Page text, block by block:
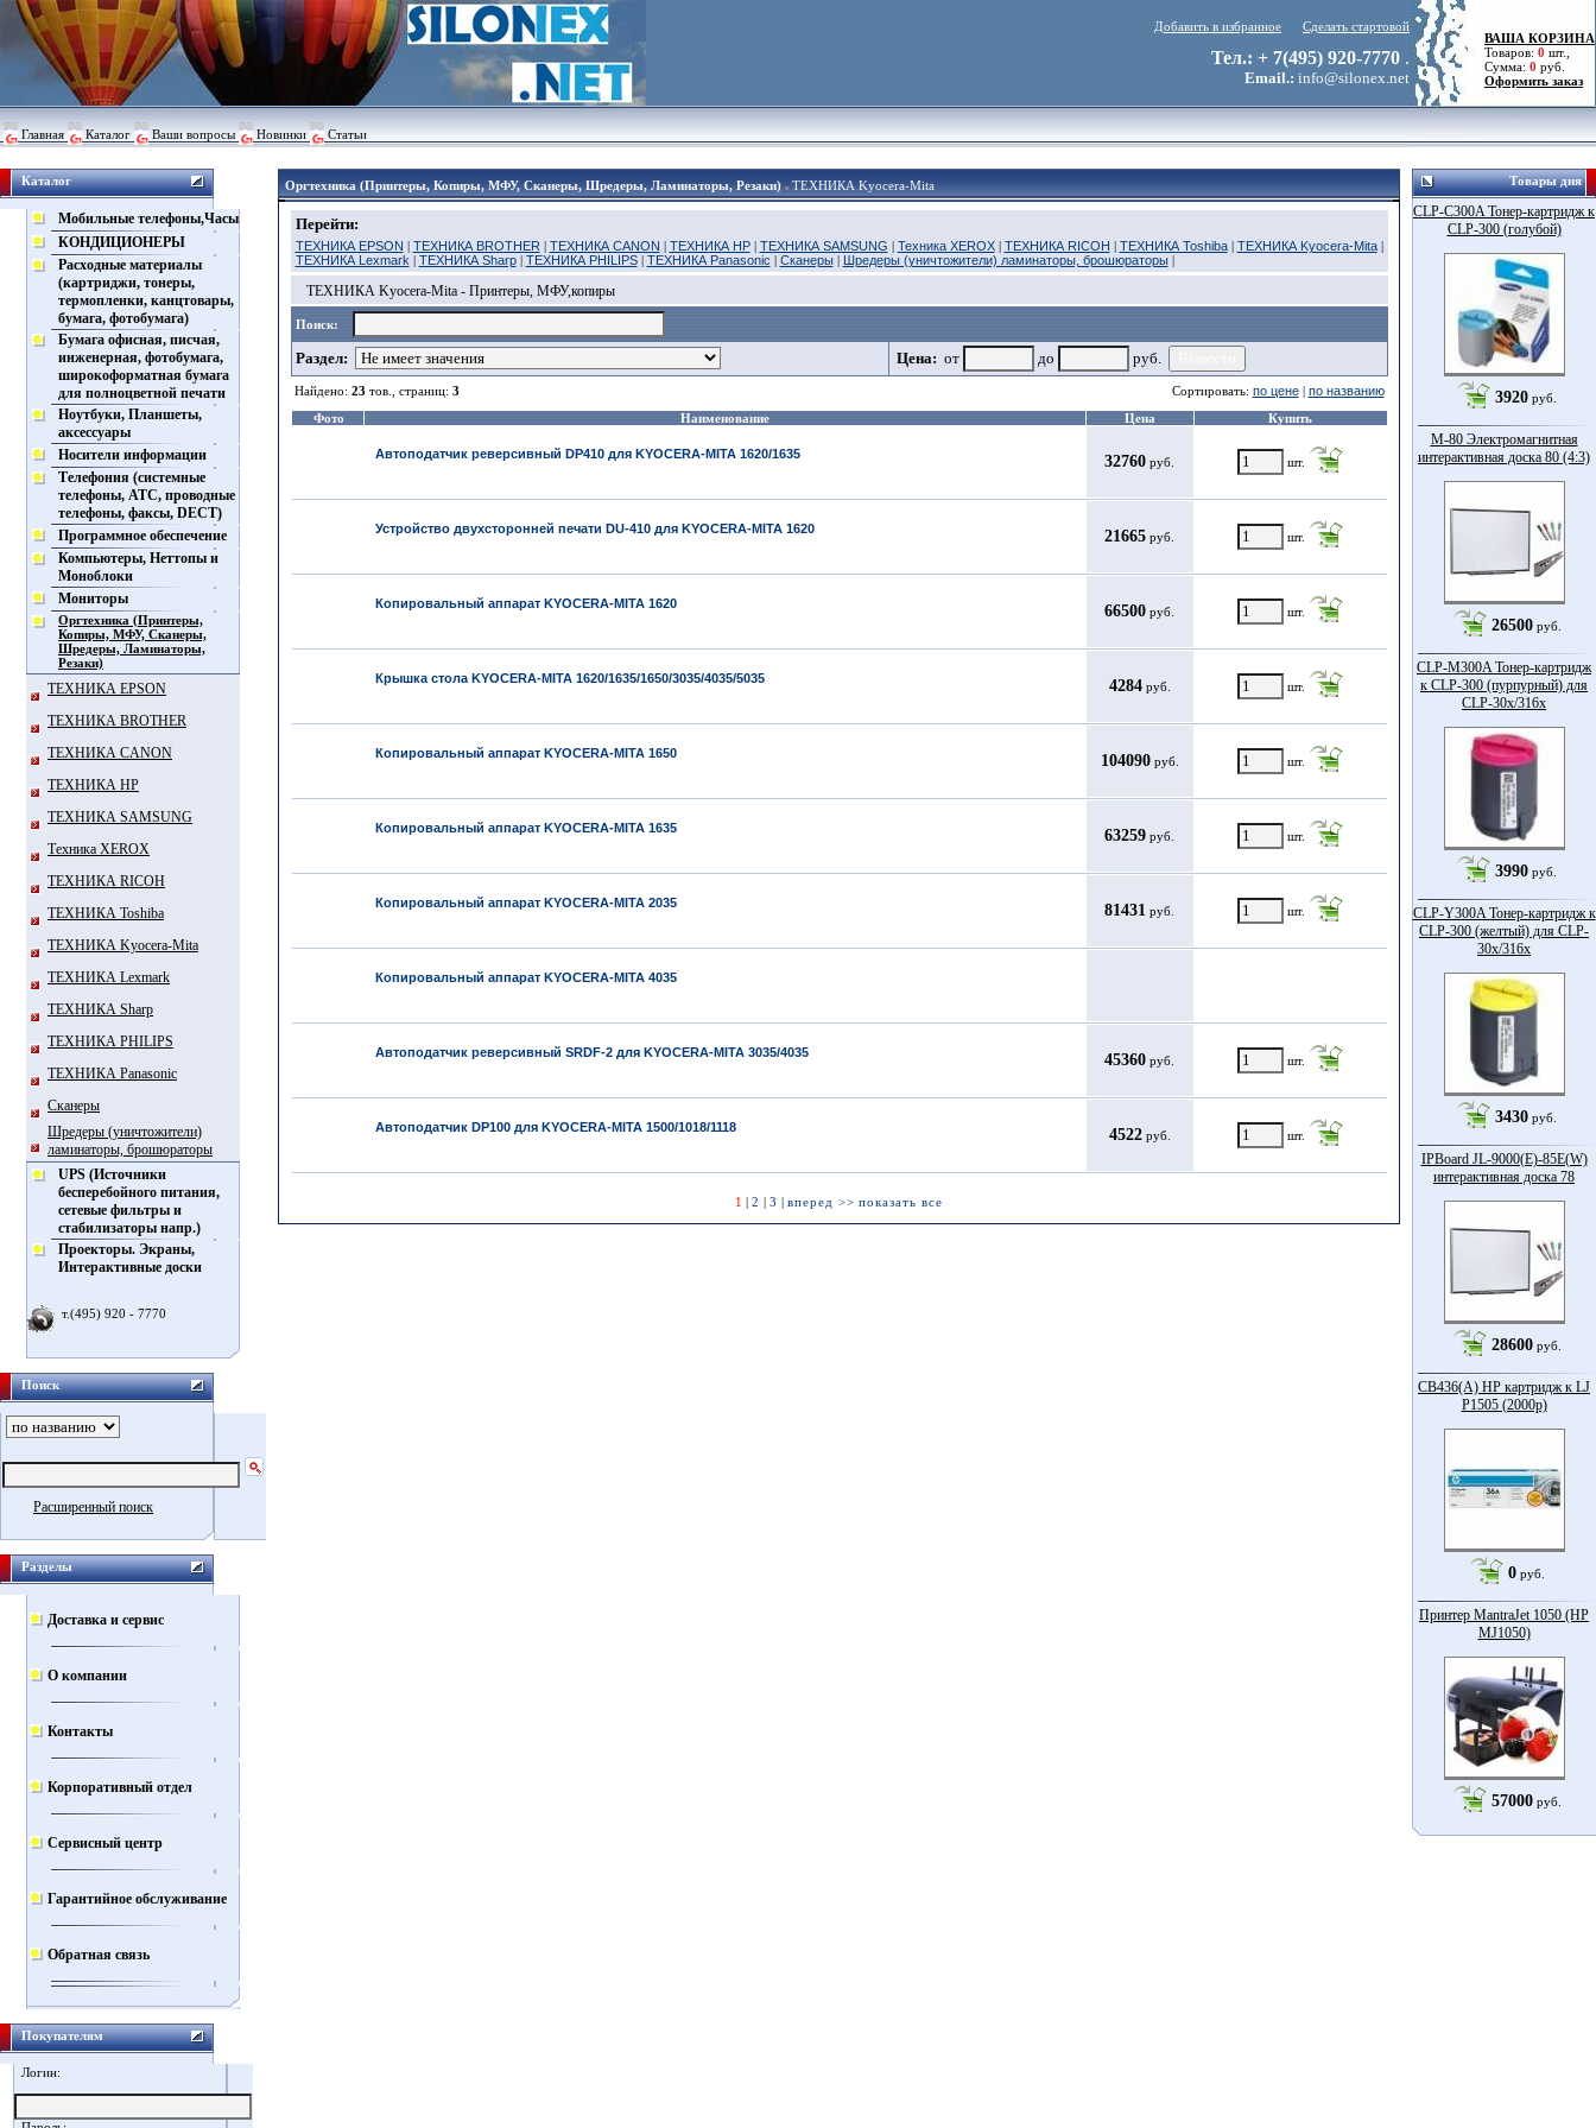
Добавить в избранное Сделать стартовой
Тел.: + 7(495) 920-7770 .
Email.: info@silonex.net
Главная Каталог Ваши вопросы Новинки Статьи
ВАША КОРЗИНА
Товаров: 0 шт.,
Сумма: 0 руб.
Оформить заказ
Каталог
Мобильные телефоны,Часы
КОНДИЦИОНЕРЫ
Расходные материалы
(картриджи, тонеры,
термопленки, канцтовары,
бумага, фотобумага)
Бумага офисная, писчая,
инженерная, фотобумага,
широкоформатная бумага
для полноцветной печати
Ноутбуки, Планшеты,
аксессуары
Носители информации
Телефония (системные
телефоны, АТС, проводные
телефоны, факсы, DECT)
Программное обеспечение
Компьютеры, Неттопы и
Моноблоки
Мониторы
Оргтехника (Принтеры,
Копиры, МФУ, Сканеры,
Шредеры, Ламинаторы,
Резаки)
ТЕХНИКА EPSON
ТЕХНИКА BROTHER
ТЕХНИКА CANON
ТЕХНИКА HP
ТЕХНИКА SAMSUNG
Техника XEROX
ТЕХНИКА RICOH
ТЕХНИКА Toshiba
ТЕХНИКА Kyocera-Mita
ТЕХНИКА Lexmark
ТЕХНИКА Sharp
ТЕХНИКА PHILIPS
ТЕХНИКА Panasonic
Сканеры
Шредеры (уничтожители)
ламинаторы, брошюраторы
UPS (Источники
бесперебойного питания,
сетевые фильтры и
стабилизаторы напр.)
Проекторы. Экраны,
Интерактивные доски
т.(495) 920 - 7770
Поиск
Расширенный поиск
Разделы
Доставка и сервис
О компании
Контакты
Корпоративный отдел
Сервисный центр
Гарантийное обслуживание
Обратная связь
Покупателям
Логин:
Оргтехника (Принтеры, Копиры, МФУ, Сканеры, Шредеры, Ламинаторы, Резаки) ТЕХНИКА Kyocera-Mita
Перейти:
ТЕХНИКА EPSON | ТЕХНИКА BROTHER | ТЕХНИКА CANON | ТЕХНИКА HP| ТЕХНИКА SAMSUNG | Техника XEROX| ТЕХНИКА RICOH | ТЕХНИКА Toshiba| ТЕХНИКА Kyocera-Mita|
ТЕХНИКА Lexmark | ТЕХНИКА Sharp| ТЕХНИКА PHILIPS| ТЕХНИКА Panasonic | Сканеры| Шредеры (уничтожители) ламинаторы, брошюраторы|
ТЕХНИКА Kyocera-Mita - Принтеры, МФУ,копиры
Поиск:
Раздел: Цена: от до руб.
Найдено: 23 тов., страниц: 3 Сортировать: по цене| по названию
Фото
Наименование Цена Купить
Автоподатчик реверсивный DP410 для KYOCERA-MITA 1620/1635 32760 руб. шт.
Устройство двухсторонней печати DU-410 для KYOCERA-MITA 1620 21665 руб. шт.
Копировальный аппарат KYOCERA-MITA 1620 66500 руб. шт.
Крышка стола KYOCERA-MITA 1620/1635/1650/3035/4035/5035 4284 руб. шт.
Копировальный аппарат KYOCERA-MITA 1650 104090 руб. шт.
Копировальный аппарат KYOCERA-MITA 1635 63259 руб. шт.
Копировальный аппарат KYOCERA-MITA 2035 81431 руб. шт.
Копировальный аппарат KYOCERA-MITA 4035
Автоподатчик реверсивный SRDF-2 для KYOCERA-MITA 3035/4035 45360 руб. шт.
Автоподатчик DP100 для KYOCERA-MITA 1500/1018/1118 4522 руб. шт.
1 | 2 | 3 | вперед >> показать все
Товары дня
CLP-C300A Тонер-картридж к
CLP-300 (голубой)
3920 руб.
M-80 Электромагнитная
интерактивная доска 80 (4:3)
26500 руб.
CLP-M300A Тонер-картридж
к CLP-300 (пурпурный) для
CLP-30x/316x
3990 руб.
CLP-Y300A Тонер-картридж к
CLP-300 (желтый) для CLP-
30x/316x
3430 руб.
IPBoard JL-9000(E)-85Е(W)
интерактивная доска 78
28600 руб.
CB436(A) HP картридж к LJ
P1505 (2000p)
0 руб.
Принтер MantraJet 1050 (HP
MJ1050)
57000 руб.